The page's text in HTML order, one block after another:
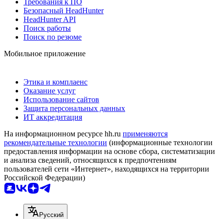
Безопасный HeadHunter
HeadHunter API
Поиск работы
Поиск по резюме
Мобильное приложение
Этика и комплаенс
Оказание услуг
Использование сайтов
Защита персональных данных
ИТ аккредитация
На информационном ресурсе hh.ru применяются
рекомендательные технологии (информационные технологии
предоставления информации на основе сбора, систематизации
и анализа сведений, относящихся к предпочтениям
пользователей сети «Интернет», находящихся на территории
Российской Федерации)
Русский